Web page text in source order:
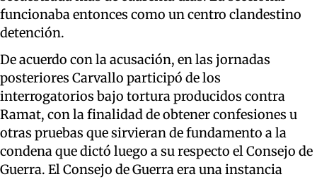
funcionaba entonces como un centro clandestino
detención.
De acuerdo con la acusación, en las jornadas
posteriores Carvallo participó de los
interrogatorios bajo tortura producidos contra
Ramat, con la finalidad de obtener confesiones u
otras pruebas que sirvieran de fundamento a la
condena que dictó luego a su respecto el Consejo de
Guerra. El Consejo de Guerra era una instancia